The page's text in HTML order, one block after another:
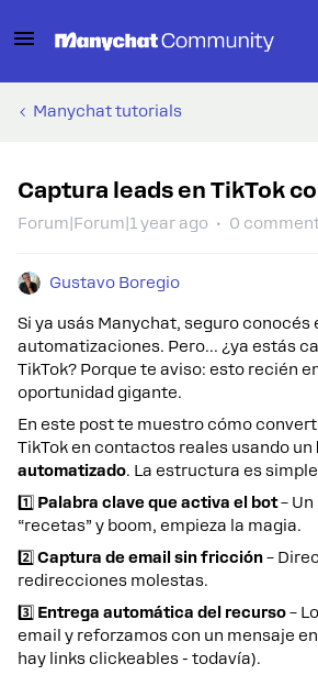
Manychat tutorials
Captura leads en TikTok
Forum|Forum|1 year ago 0
Gustavo Boregio
Si ya usás Manychat, seguro conocés
automatizaciones. Pero… ¿ya estás
TikTok? Porque te aviso: esto recién
oportunidad gigante.
En este post te muestro cómo
TikTok en contactos reales usando un
automatizado. La estructura es
1️⃣ Palabra clave que activa el bot– Un
“recetas” y boom, empieza la magia.
2️⃣ Captura de email sin fricción–
redirecciones molestas.
3️⃣ Entrega automática del recurso–
email y reforzamos con un mensaje
hay links clickeables - todavía).